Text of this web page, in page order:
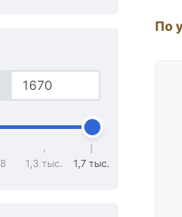
1,3 тыс. 1,7 тыс.
По